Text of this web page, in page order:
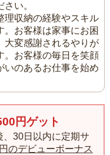
い。
理収納の経験やスキル
。お客様は家事にお困
大変感謝されるやりが
。お客様の毎日を笑顔
いのあるお仕事を始め
円ゲット
30日以内に定期サ
のデビューボーナス